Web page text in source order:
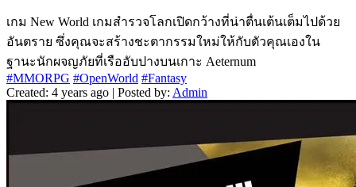
เกม New World เกมสำรวจโลกเปิดกว้างที่น่าตื่นเต้นเต็มไปด้วย
อันตราย ซึ่งคุณจะสร้างชะตากรรมใหม่ให้กับตัวคุณเองใน
ฐานะนักผจญภัยที่เรืออับปางบนเกาะ Aeternum
#MMORPG #OpenWorld #Fantasy
Created: 4 years ago | Posted by: Admin